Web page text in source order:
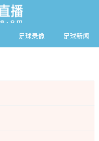
足球录像 足球新闻